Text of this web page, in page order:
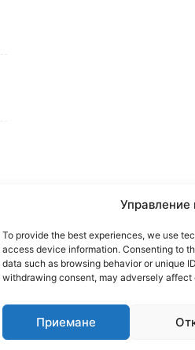
Управление
To provide the best experiences, we use
access device information. Consenting to
data such as browsing behavior or unique
withdrawing consent, may adversely
Приемане
FOLLOW US